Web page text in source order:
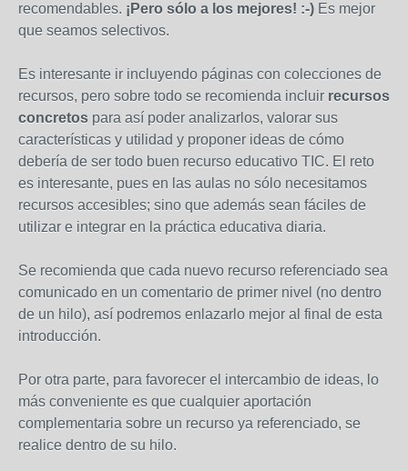
recomendables. ¡Pero sólo a los mejores! :-) Es mejor
que seamos selectivos.
Es interesante ir incluyendo páginas con colecciones de
recursos, pero sobre todo se recomienda incluir recursos
concretos para así poder analizarlos, valorar sus
características y utilidad y proponer ideas de cómo
debería de ser todo buen recurso educativo TIC. El reto
es interesante, pues en las aulas no sólo necesitamos
recursos accesibles; sino que además sean fáciles de
utilizar e integrar en la práctica educativa diaria.
Se recomienda que cada nuevo recurso referenciado sea
comunicado en un comentario de primer nivel (no dentro
de un hilo), así podremos enlazarlo mejor al final de esta
introducción.
Por otra parte, para favorecer el intercambio de ideas, lo
más conveniente es que cualquier aportación
complementaria sobre un recurso ya referenciado, se
realice dentro de su hilo.